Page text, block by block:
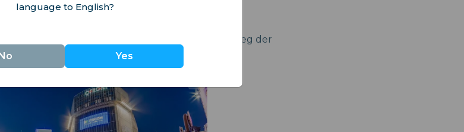
in Tokio gilt als der belebteste Fußgängerüberweg der
meistfotografierten.
language to English?
Yes